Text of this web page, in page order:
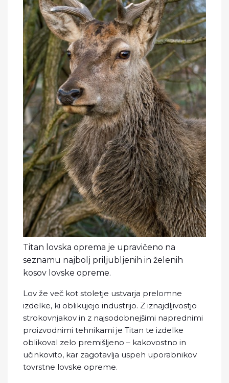
Titan lovska oprema je upravičeno na
seznamu najbolj priljubljenih in želenih
kosov lovske opreme.
Lov že več kot stoletje ustvarja prelomne
izdelke, ki oblikujejo industrijo. Z iznajdljivostjo
strokovnjakov in z najsodobnejšimi naprednimi
proizvodnimi tehnikami je Titan te izdelke
oblikoval zelo premišljeno – kakovostno in
učinkovito, kar zagotavlja uspeh uporabnikov
tovrstne lovske opreme.